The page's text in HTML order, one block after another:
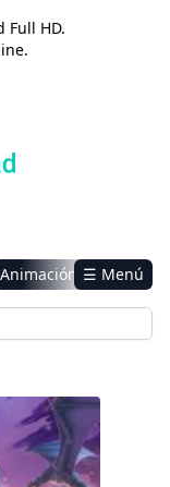
Full HD.
Animación
Drama
☰ Menú